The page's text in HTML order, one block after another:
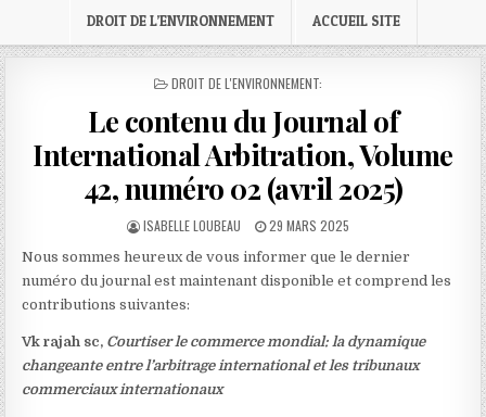
DROIT DE L’ENVIRONNEMENT ACCUEIL SITE
POSTED
DROIT DE L'ENVIRONNEMENT:
Le contenu du Journal of
International Arbitration, Volume
42, numéro 02 (avril 2025)
AUTHOR:
ISABELLE LOUBEAU
PUBLISHED
29 MARS 2025
Nous sommes heureux de vous informer que le dernier
numéro du journal est maintenant disponible et comprend les
contributions suivantes:
Vk rajah sc, Courtiser le commerce mondial: la dynamique
changeante entre l’arbitrage international et les tribunaux
commerciaux internationaux